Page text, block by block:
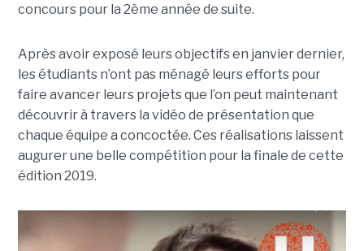
concours pour la 2ème année de suite.
Après avoir exposé leurs objectifs en janvier dernier,
les étudiants n’ont pas ménagé leurs efforts pour
faire avancer leurs projets que l’on peut maintenant
découvrir à travers la vidéo de présentation que
chaque équipe a concoctée. Ces réalisations laissent
augurer une belle compétition pour la finale de cette
édition 2019.